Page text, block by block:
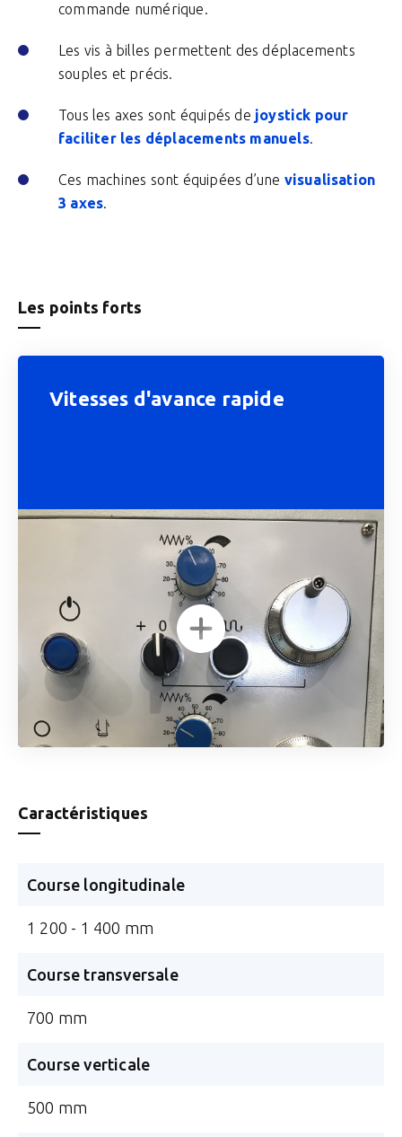
commande numérique.
Les vis à billes permettent des déplacements
souples et précis.
Tous les axes sont équipés de joystick pour
faciliter les déplacements manuels.
Ces machines sont équipées d’une visualisation
3 axes.
Les points forts
Vitesses d'avance rapide
Caractéristiques
Course longitudinale
1 200 - 1 400 mm
Course transversale
700 mm
Course verticale
500 mm